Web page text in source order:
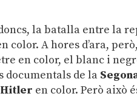
la batalla entre la
color. A hores d’ara,
en color, el blanc i
documentals de la
Hitler en color. Però això